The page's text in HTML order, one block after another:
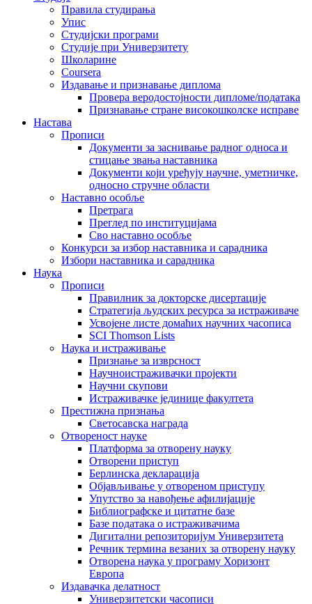
Правила студирања
Упис
Студијски програми
Студије при Универзитету
Школарине
Coursera
Издавање и признавање диплома
Провера веродостојности дипломе/података
Признавање стране високошколске исправе
Настава
Прописи
Документи за заснивање радног односа и
стицање звања наставника
Документи који уређују научне, уметничке,
односно стручне области
Наставно особље
Претрага
Преглед по институцијама
Сво наставно особље
Конкурси за избор наставника и сарадника
Избори наставника и сарадника
Наука
Прописи
Правилник за докторске дисертације
Стратегија људских ресурса за истраживаче
Усвојене листе домаћих научних часописа
SCI Thomson Lists
Наука и истраживање
Признање за изврсност
Научноистраживачки пројекти
Научни скупови
Истраживачке јединице факултета
Престижна признања
Светосавска награда
Отвореност науке
Платформа за отворену науку
Отворени приступ
Берлинска декларација
Објављивање у отвореном приступу
Упутство за навођење афилијације
Библиографске и цитатне базе
Базе података о истраживачима
Дигитални репозиторијум Универзитета
Рeчник термина везаних за отворену науку
Отворена наука у програму Хоризонт
Европа
Издавачка делатност
Универзитетски часописи